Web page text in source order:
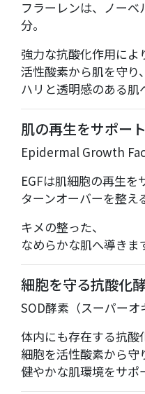
フラーレンは、ノー
分。
強力な抗酸化作用によ
活性酸素から肌を守り、
ハリと透明感のある肌
肌の再生をサポート
Epidermal Growth
EGFは肌細胞の再生を
ターンオーバーを整え
キメの整った、
なめらかな肌へ導きま
細胞を守る抗酸化
SOD酵素（スーパーオ
体内にも存在する抗酸
細胞を活性酸素から守
健やかな肌環境をサポ